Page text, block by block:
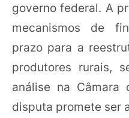
governo federal. A
mecanismos de
prazo para a
produtores rurais,
análise na
disputa promete ser